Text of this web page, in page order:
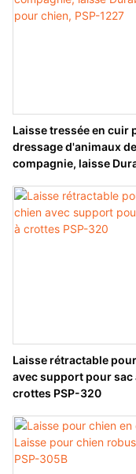
Laisse tressée en cuir
dressage d'animaux de
compagnie, laisse
Laisse rétractable
avec support pour sac
crottes PSP-320